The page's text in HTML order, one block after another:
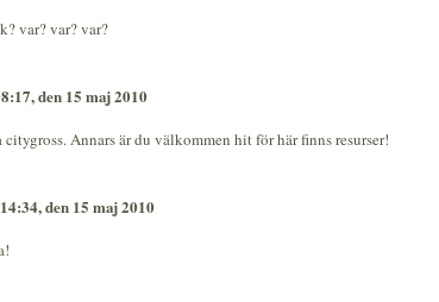
var? var? var?
den 15 maj 2010
citygross. Annars är du välkommen hit för här finns resurser!
den 15 maj 2010